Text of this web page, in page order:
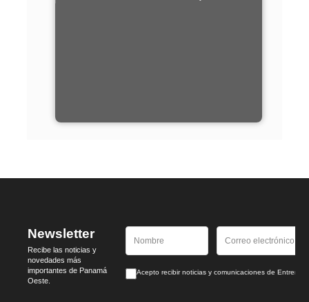
Newsletter
Recibe las noticias y
novedades más
importantes de Panamá
Oeste.
Acepto recibir noticias y comunicaciones de